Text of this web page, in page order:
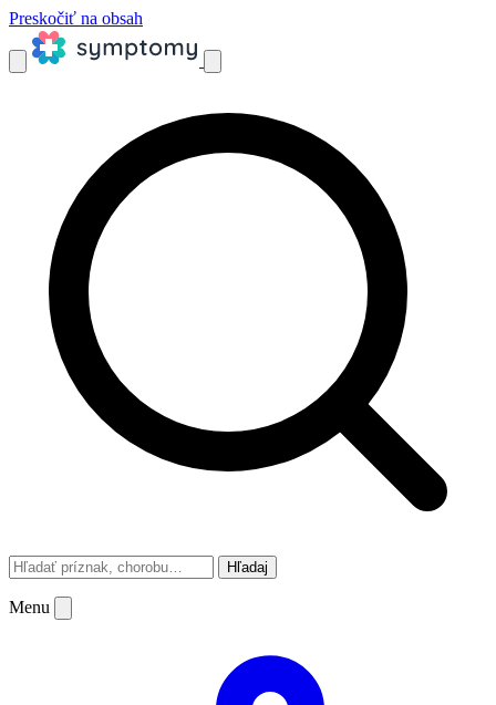
Preskočiť na obsah
Hľadaj
Menu